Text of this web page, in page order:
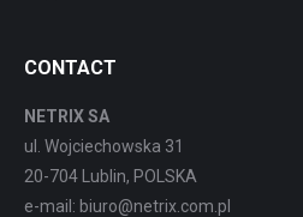
CONTACT
NETRIX SA
ul. Wojciechowska 31
20-704 Lublin, POLSKA
e-mail: biuro@netrix.com.pl